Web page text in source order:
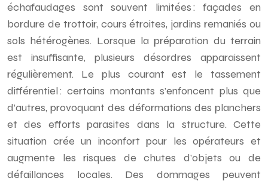
échafaudages sont souvent limitées : façades en
bordure de trottoir, cours étroites, jardins remaniés ou
sols hétérogènes. Lorsque la préparation du terrain
est insuffisante, plusieurs désordres apparaissent
régulièrement. Le plus courant est le tassement
différentiel : certains montants s’enfoncent plus que
d’autres, provoquant des déformations des planchers
et des efforts parasites dans la structure. Cette
situation crée un inconfort pour les opérateurs et
augmente les risques de chutes d’objets ou de
défaillances locales. Des dommages peuvent